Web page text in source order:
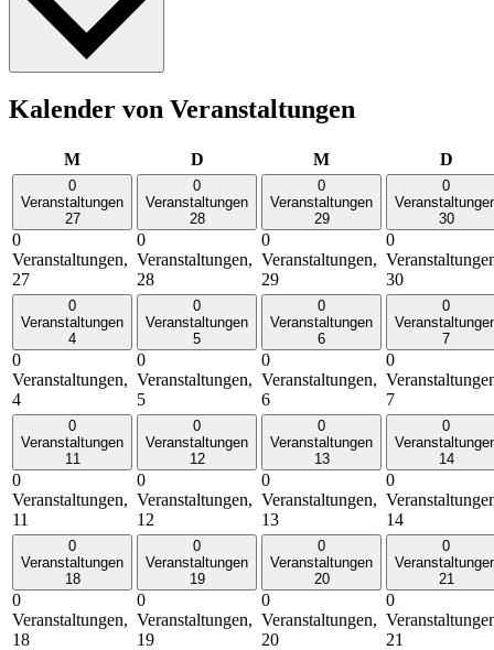
Kalender von Veranstaltungen
MMontag DDienstag MMittwoch D
0
Veranstaltungen
27
0
Veranstaltungen,
27
0
Veranstaltungen
28
0
Veranstaltungen,
28
0
Veranstaltungen
29
0
Veranstaltungen,
29
0
30
0
30
0
Veranstaltungen
4
0
Veranstaltungen,
4
0
Veranstaltungen
5
0
Veranstaltungen,
5
0
Veranstaltungen
6
0
Veranstaltungen,
6
0
7
0
7
0
Veranstaltungen
11
0
Veranstaltungen,
11
0
Veranstaltungen
12
0
Veranstaltungen,
12
0
Veranstaltungen
13
0
Veranstaltungen,
13
0
14
0
14
0
Veranstaltungen
18
0
Veranstaltungen,
18
0
Veranstaltungen
19
0
Veranstaltungen,
19
0
Veranstaltungen
20
0
Veranstaltungen,
20
0
21
0
21